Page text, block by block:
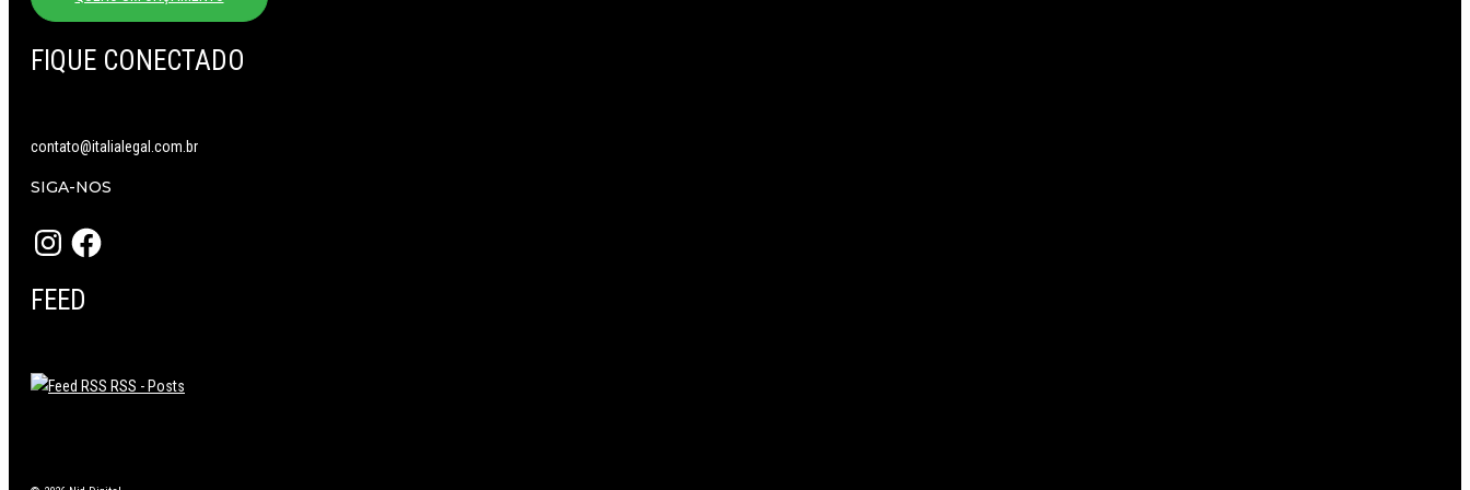
FIQUE CONECTADO
contato@italialegal.com.br
SIGA-NOS
InstagramFacebook
FEED
RSS - Posts